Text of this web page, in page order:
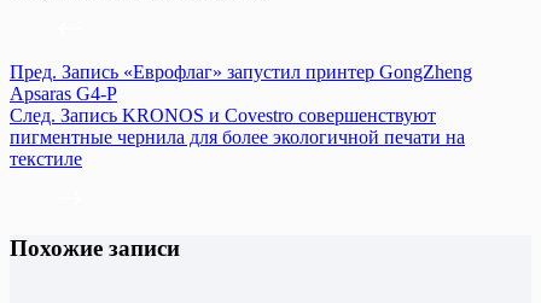
Пред. Запись «Еврофлаг» запустил принтер GongZheng
Apsaras G4-P
След. Запись KRONOS и Covestro совершенствуют
пигментные чернила для более экологичной печати на
текстиле
Похожие записи